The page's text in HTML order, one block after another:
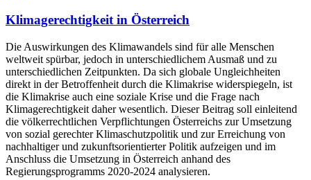
Klimagerechtigkeit in Österreich
Die Auswirkungen des Klimawandels sind für alle Menschen
weltweit spürbar, jedoch in unterschiedlichem Ausmaß und zu
unterschiedlichen Zeitpunkten. Da sich globale Ungleichheiten
direkt in der Betroffenheit durch die Klimakrise widerspiegeln, ist
die Klimakrise auch eine soziale Krise und die Frage nach
Klimagerechtigkeit daher wesentlich. Dieser Beitrag soll einleitend
die völkerrechtlichen Verpflichtungen Österreichs zur Umsetzung
von sozial gerechter Klimaschutzpolitik und zur Erreichung von
nachhaltiger und zukunftsorientierter Politik aufzeigen und im
Anschluss die Umsetzung in Österreich anhand des
Regierungsprogramms 2020-2024 analysieren.